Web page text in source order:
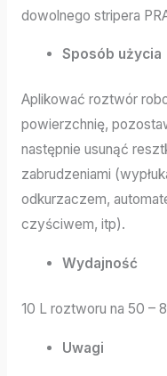
dowolnego stripera
Sposób użycia
Aplikować roztwór
powierzchnię,
następnie usunąć
zabrudzeniami
odkurzaczem,
czyściwem, itp).
Wydajność
10 L roztworu na 50 –
Uwagi